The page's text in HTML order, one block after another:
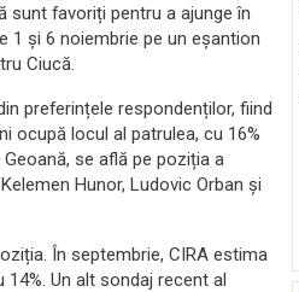
sunt favoriți pentru a ajunge în
1 și 6 noiembrie pe un eșantion
Ciucă.
preferințele respondenților, fiind
ocupă locul al patrulea, cu 16%
se află pe poziția a
Hunor, Ludovic Orban și
În septembrie, CIRA estima
Un alt sondaj recent al